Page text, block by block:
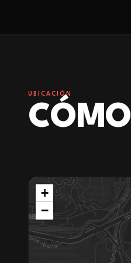
UBICACIÓN
+
−